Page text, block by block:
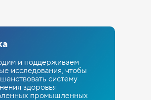
и поддерживаем
исследования, чтобы
систему
здоровья
промышленных